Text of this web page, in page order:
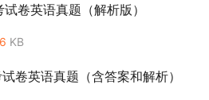
卷英语真题（解析版）
KB
卷英语真题（含答案和解析）